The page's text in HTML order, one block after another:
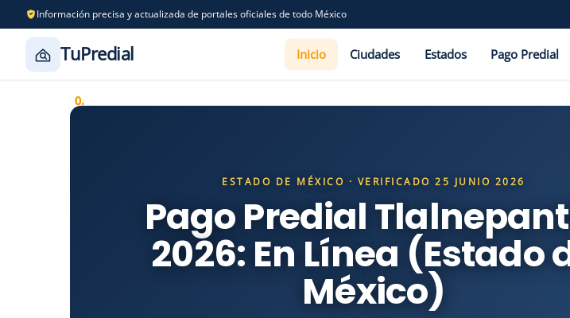
Información precisa y actualizada de portales oficiales de todo México
TuPredial Inicio Ciudades Estados Pago Predial
ESTADO DE MÉXICO · VERIFICADO 25 JUNIO 2026
Pago Predial
2026: En Línea (Estado
México)